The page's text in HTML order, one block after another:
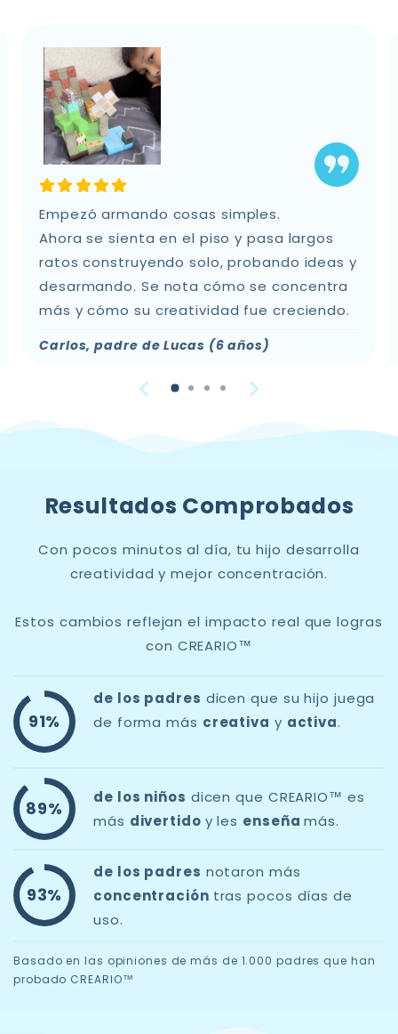
Empezó armando cosas simples.
Ahora se sienta en el piso y pasa largos
ratos construyendo solo, probando ideas y
desarmando. Se nota cómo se concentra
más y cómo su creatividad fue creciendo.
Carlos, padre de Lucas (6 años)
Resultados Comprobados
Con pocos minutos al día, tu hijo desarrolla
creatividad y mejor concentración.
Estos cambios reflejan el impacto real que logras
con CREARIO™
91%
de los padres dicen que su hijo juega
de forma más creativa y activa.
89%
de los niños dicen que CREARIO™ es
más divertido y les enseñamás.
93%
de los padres notaron más
concentración tras pocos días de
uso.
Basado en las opiniones de más de 1.000 padres que han
probado CREARIO™